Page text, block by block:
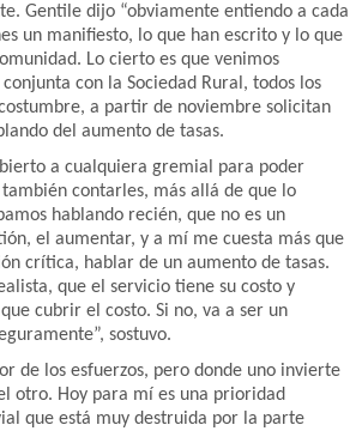
Gentile dijo “obviamente entiendo a cada
un manifiesto, lo que han escrito y lo que
Lo cierto es que venimos
con la Sociedad Rural, todos los
a partir de noviembre solicitan
del aumento de tasas.
a cualquiera gremial para poder
contarles, más allá de que lo
hablando recién, que no es un
el aumentar, y a mí me cuesta más que
crítica, hablar de un aumento de tasas.
que el servicio tiene su costo y
cubrir el costo. Si no, va a ser un
sostuvo.
de los esfuerzos, pero donde uno invierte
otro. Hoy para mí es una prioridad
que está muy destruida por la parte